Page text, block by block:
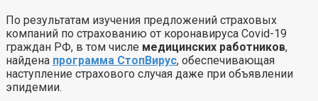
По результатам изучения предложений страховых
компаний по страхованию от коронавируса Covid-19
граждан РФ, в том числе медицинских работников,
найдена программа СтопВирус, обеспечивающая
наступление страхового случая даже при объявлении
эпидемии.